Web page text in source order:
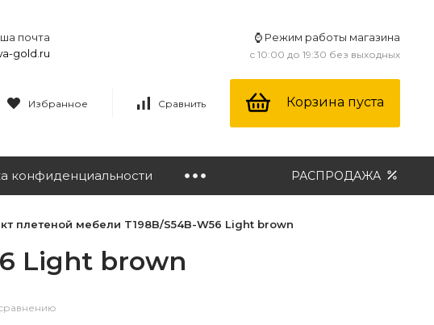
почта
gold.ru
⌚ Режим работы магазина
с 10:00 до 19:30 без выходных
Избранное Сравнить Корзина пуста
конфиденциальности РАСПРОДАЖА
плетеной мебели T198B/S54B-W56 Light brown
Light brown